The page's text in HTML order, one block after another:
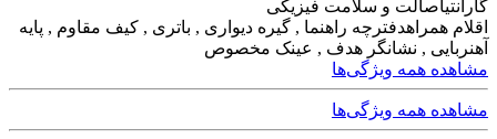
گارانتیاصالت و سلامت فیزیکی
اقلام همراهدفترچه راهنما , گیره دیواری , باتری , کیف مقاوم , پایه
آهنربایی , نشانگر هدف , عینک مخصوص
مشاهده همه ویژگی‌ها
مشاهده همه ویژگی‌ها